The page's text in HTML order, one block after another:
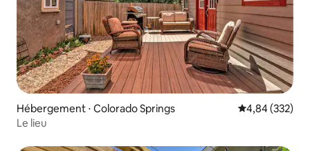
Hébergement ⋅ Colorado Springs Évaluation
4,84 (332)
Le lieu